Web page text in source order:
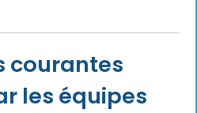
courantes
les équipes